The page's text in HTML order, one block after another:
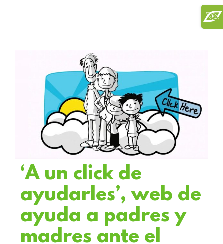
‘A un click de
ayudarles’, web de
ayuda a padres y
madres ante el